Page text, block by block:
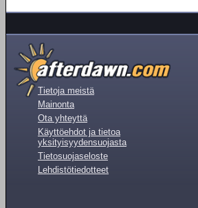
Tietoja meistä
Mainonta
Ota yhteyttä
Käyttöehdot ja tietoa
yksityisyydensuojasta
Tietosuojaseloste
Lehdistötiedotteet